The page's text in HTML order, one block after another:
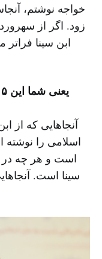
خواجه نوشتم،
زود. اگر از
ابن سینا
یعنی شما این ۵ اثر را زیر سایه این سینا نوشته اید؟
آنجاهایی که از
اسلامی را نوشته
است و هر چه
سینا است.